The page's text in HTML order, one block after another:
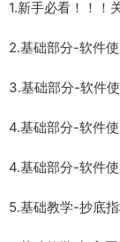
1.新手必看！！！
2.基础部分-软件
3.基础部分-软件
4.基础部分-软件
4.基础部分-软件
5.基础教学-抄底